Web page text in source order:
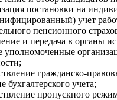
постановки на
учет
пенсионного
и передача в органы
уполномоченные
гражданско-
бухгалтерского учета;
пропускного